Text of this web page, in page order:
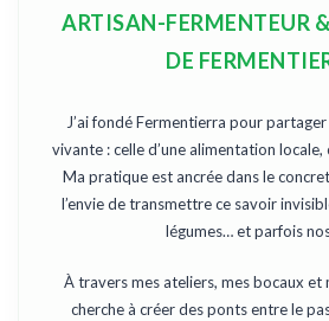
ARTISAN-FERMENTEUR
DE
J’ai fondé Fermentierra pour
vivante : celle d’une alimentation
Ma pratique est ancrée dans le
l’envie de transmettre ce savoir
légumes… et parfois
À travers mes ateliers, mes bocaux et
cherche à créer des ponts entre le